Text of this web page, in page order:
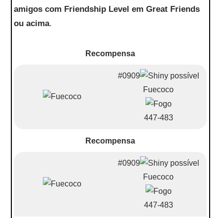
amigos com Friendship Level em Great Friends
ou acima.
Recompensa
#0909
Fuecoco
447-483
Recompensa
#0909
Fuecoco
447-483